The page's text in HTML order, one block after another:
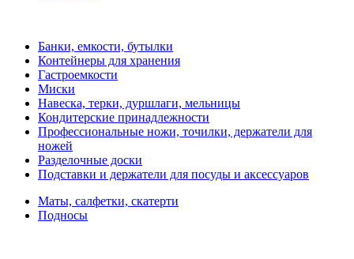
Банки, емкости, бутылки
Контейнеры для хранения
Гастроемкости
Миски
Навеска, терки, дуршлаги, мельницы
Кондитерские принадлежности
Профессиональные ножи, точилки, держатели для
ножей
Разделочные доски
Подставки и держатели для посуды и аксессуаров
Маты, салфетки, скатерти
Подносы